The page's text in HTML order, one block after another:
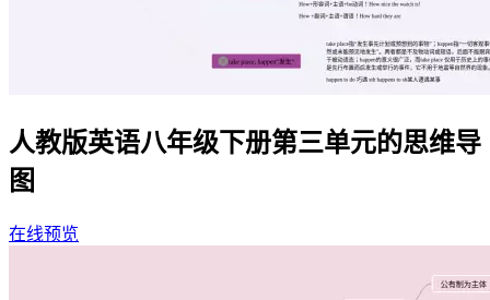
人教版英语八年级下册第三单元的思维导
图
在线预览